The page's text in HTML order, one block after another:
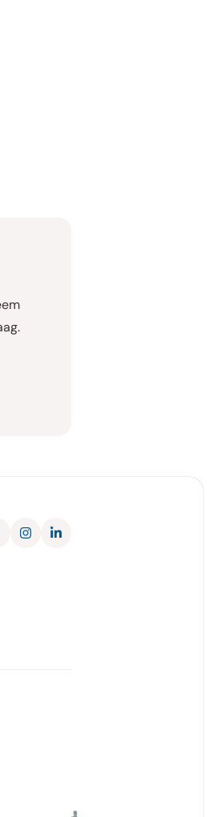
ZorggroepPantein Zorggroep
Instagram Pantein Zorggroep
LinkedIn Pantein Zorggroep